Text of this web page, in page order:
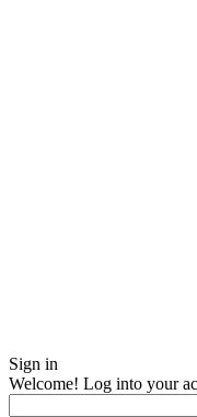
Sign in
Welcome! Log into your